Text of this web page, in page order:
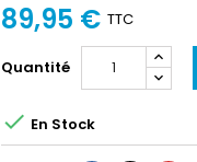
89,95 € TTC
Quantité
 En Stock